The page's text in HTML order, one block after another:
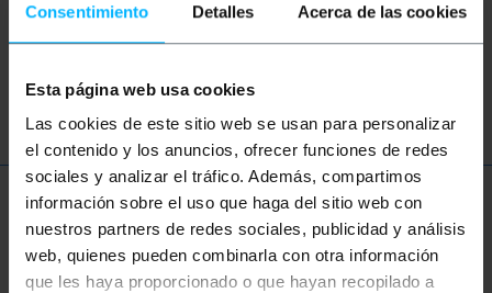
Consentimiento Detalles Acerca de las cookies
Esta página web usa cookies
Las cookies de este sitio web se usan para personalizar
el contenido y los anuncios, ofrecer funciones de redes
sociales y analizar el tráfico. Además, compartimos
información sobre el uso que haga del sitio web con
nuestros partners de redes sociales, publicidad y análisis
web, quienes pueden combinarla con otra información
que les haya proporcionado o que hayan recopilado a
USB 3.0
Plus d'informations